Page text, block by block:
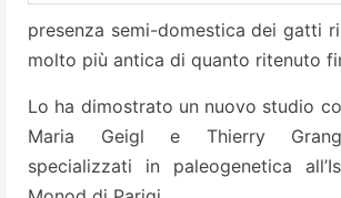
presenza semi-domestica dei gatti
molto più antica di quanto ritenuto
Lo ha dimostrato un nuovo studio
Maria Geigl e Thierry
specializzati in paleogenetica